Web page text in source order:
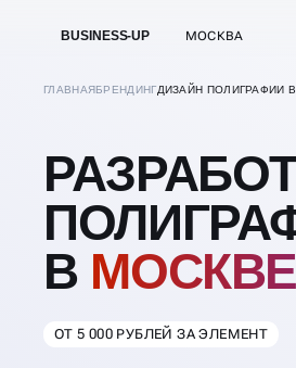
BUSINESS-UP МОСКВА
ГЛАВНАЯБРЕНДИНГДИЗАЙН ПОЛИГРАФИИ
В МОСКВЕ
ОТ 5 000 РУБЛЕЙ ЗА ЭЛЕМЕНТ